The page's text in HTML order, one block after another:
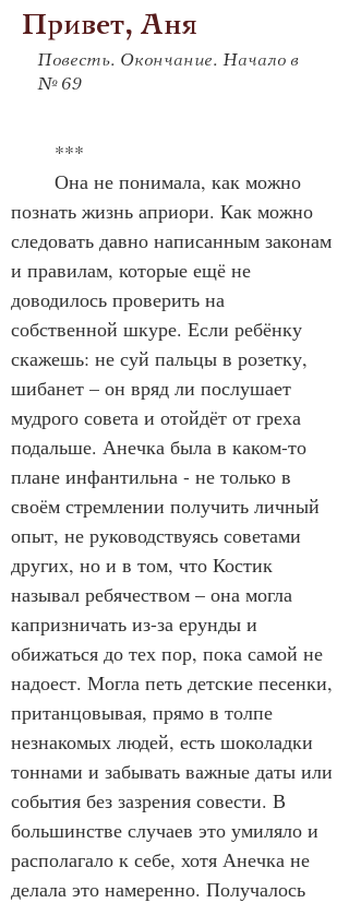
Привет, Аня
Повесть. Окончание. Начало в
№ 69
	***
познать жизнь априори. Как можно
следовать давно написанным законам
и правилам, которые ещё не
доводилось проверить на
собственной шкуре. Если ребёнку
скажешь: не суй пальцы в розетку,
шибанет – он вряд ли послушает
мудрого совета и отойдёт от греха
подальше. Анечка была в каком-то
плане инфантильна - не только в
своём стремлении получить личный
опыт, не руководствуясь советами
других, но и в том, что Костик
называл ребячеством – она могла
капризничать из-за ерунды и
обижаться до тех пор, пока самой не
надоест. Могла петь детские песенки,
пританцовывая, прямо в толпе
незнакомых людей, есть шоколадки
тоннами и забывать важные даты или
события без зазрения совести. В
большинстве случаев это умиляло и
располагало к себе, хотя Анечка не
делала это намеренно. Получалось